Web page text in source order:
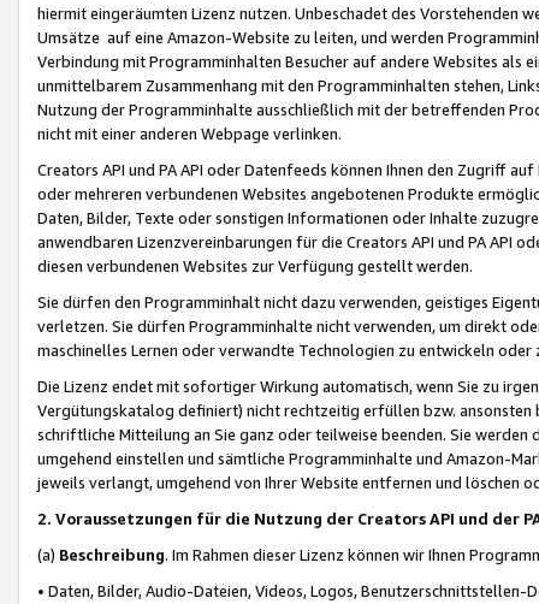
hiermit eingeräumten Lizenz nutzen. Unbeschadet des Vorstehenden
Umsätze auf eine Amazon-Website zu leiten, und werden
Verbindung mit Programminhalten Besucher auf andere Websites als
unmittelbarem Zusammenhang mit den Programminhalten stehen,
Nutzung der Programminhalte ausschließlich mit der betreffenden
nicht mit einer anderen Webpage verlinken.
Creators API und PA API oder Datenfeeds können Ihnen den Zugriff
oder mehreren verbundenen Websites angebotenen Produkte
Daten, Bilder, Texte oder sonstigen Informationen oder Inhalte
anwendbaren Lizenzvereinbarungen für die Creators API und PA API
diesen verbundenen Websites zur Verfügung gestellt werden.
Sie dürfen den Programminhalt nicht dazu verwenden, geistiges
verletzen. Sie dürfen Programminhalte nicht verwenden, um direkt
maschinelles Lernen oder verwandte Technologien zu entwickeln
Die Lizenz endet mit sofortiger Wirkung automatisch, wenn Sie zu
Vergütungskatalog definiert) nicht rechtzeitig erfüllen bzw. ansonsten
schriftliche Mitteilung an Sie ganz oder teilweise beenden. Sie werden
umgehend einstellen und sämtliche Programminhalte und Amazon-
jeweils verlangt, umgehend von Ihrer Website entfernen und löschen
2. Voraussetzungen für die Nutzung der Creators API und der
(a) Beschreibung. Im Rahmen dieser Lizenz können wir Ihnen
• Daten, Bilder, Audio-Dateien, Videos, Logos, Benutzerschnittstellen-